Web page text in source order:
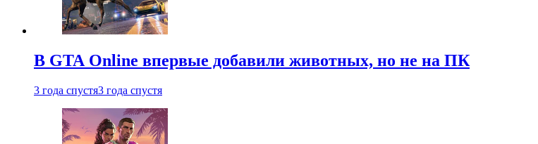
В GTA Online впервые добавили животных, но не на ПК
3 года спустя3 года спустя